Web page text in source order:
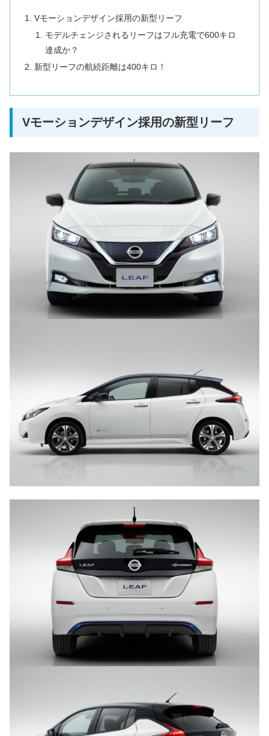
Vモーションデザイン採用の新型リーフ
モデルチェンジされるリーフはフル充電で600キロ
達成か？
新型リーフの航続距離は400キロ！
Vモーションデザイン採用の新型リーフ